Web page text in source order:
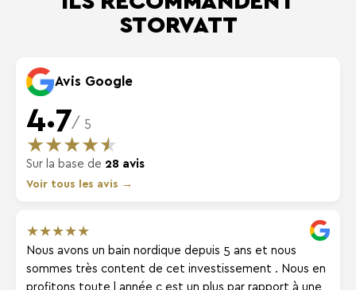
STORVATT
Avis Google
4.7/ 5
★★★★★
Sur la base de 28 avis
Voir tous les avis →
★★★★★
Nous avons un bain nordique depuis 5 ans et nous
sommes très content de cet investissement . Nous en
profitons toute l année c est un plus par rapport à une